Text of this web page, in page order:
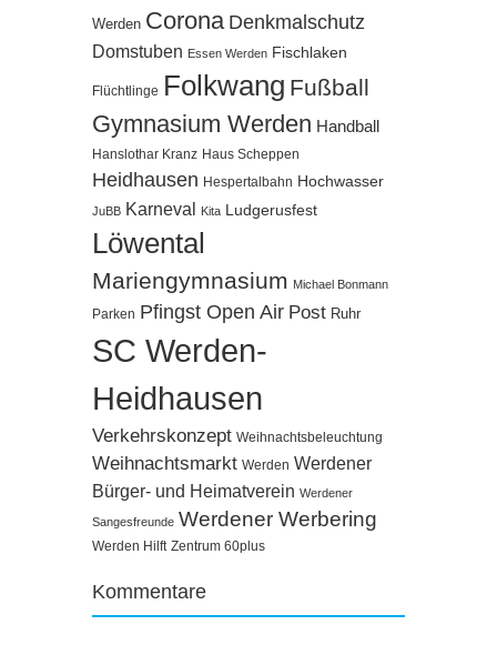
Werden Corona Denkmalschutz
Domstuben Essen Werden Fischlaken
Flüchtlinge Folkwang Fußball
Gymnasium Werden Handball
Hanslothar Kranz Haus Scheppen
Heidhausen Hespertalbahn Hochwasser
JuBB Karneval Kita Ludgerusfest
Löwental
Mariengymnasium Michael Bonmann
Parken Pfingst Open Air Post Ruhr
SC Werden-
Heidhausen
Verkehrskonzept Weihnachtsbeleuchtung
Weihnachtsmarkt Werden Werdener
Bürger- und Heimatverein Werdener
Sangesfreunde Werdener Werbering
Werden Hilft Zentrum 60plus
Kommentare